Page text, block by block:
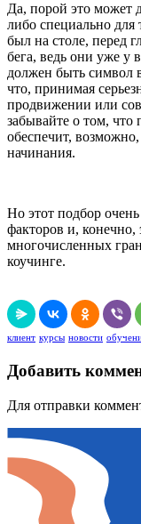
Да, порой это может
либо специально для
был на столе, перед
бега, ведь они уже у
должен быть символ
что, принимая
продвижении или
забывайте о том, что
обеспечит,
начинания.
Но этот подбор
факторов и, конечно,
многочисленных
коучинге.
клиент курсы новости
Добавить
Для отправки